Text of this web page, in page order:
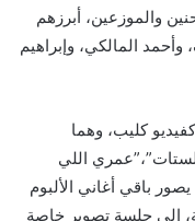
والموزعين، أبرزهم
المالكي، وإبراهيم
ألبومه كفيديو كليب، وهما
اللي
باقي أغاني الألبوم
إلي جلسة تصوير خاصة